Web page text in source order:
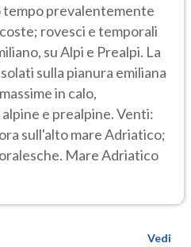
tempo prevalentemente
rovesci e temporali
su Alpi e Prealpi. La
sulla pianura emiliana
in calo,
e prealpine. Venti:
sull'alto mare Adriatico;
Mare Adriatico
Vedi